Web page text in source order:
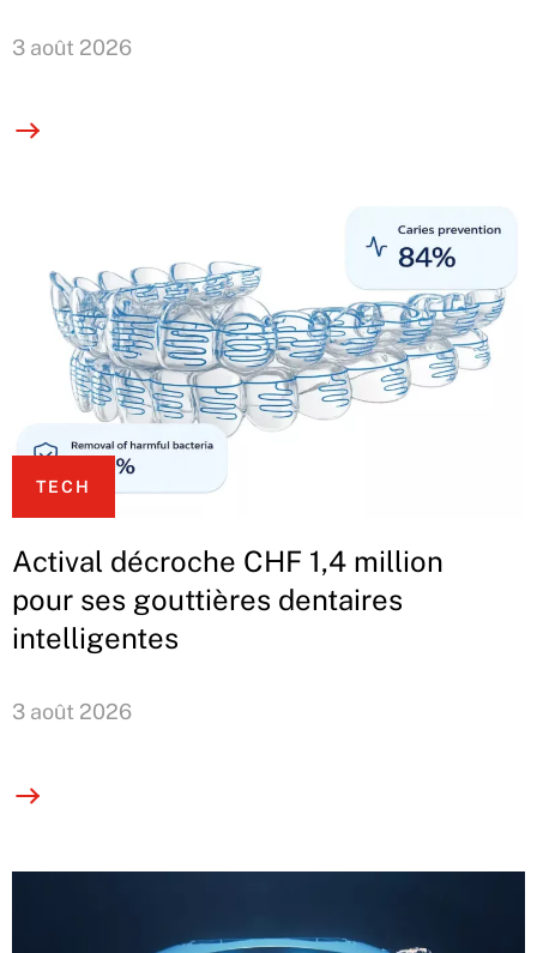
3 août 2026
TECH
Actival décroche CHF 1,4 million
pour ses gouttières dentaires
intelligentes
3 août 2026